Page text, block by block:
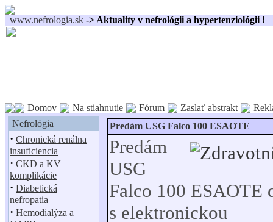
www.nefrologia.sk -> Aktuality v nefrológii a hypertenziológii !
Domov Na stiahnutie Fórum Zaslať abstrakt
Nefrológia
· Chronická renálna
insuficiencia
· CKD a KV
komplikácie
· Diabetická
nefropatia
· Hemodialýza a
Predám USG Falco 100 ESAOTE
Predám
USG
Falco 100 ESAOTE
s elektronickou